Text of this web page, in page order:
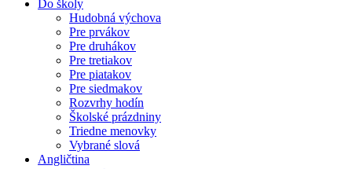
Do školy
Hudobná výchova
Pre prvákov
Pre druhákov
Pre tretiakov
Pre piatakov
Pre siedmakov
Rozvrhy hodín
Školské prázdniny
Triedne menovky
Vybrané slová
Angličtina